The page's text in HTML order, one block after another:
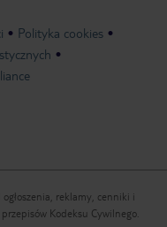
Polityka cookies
reklamy, cenniki i
Kodeksu Cywilnego.